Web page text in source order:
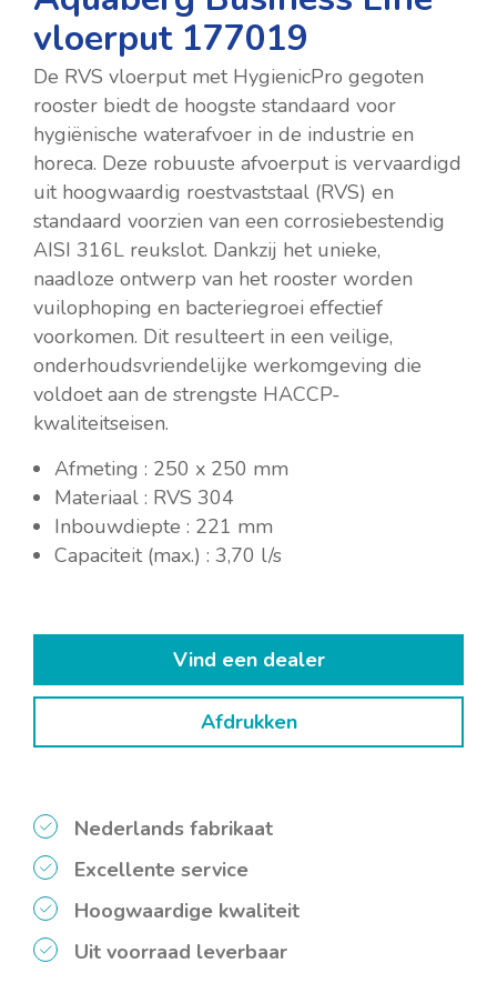
vloerput 177019
De RVS vloerput met HygienicPro gegoten
rooster biedt de hoogste standaard voor
hygiënische waterafvoer in de industrie en
horeca. Deze robuuste afvoerput is vervaardigd
uit hoogwaardig roestvaststaal (RVS) en
standaard voorzien van een corrosiebestendig
AISI 316L reukslot. Dankzij het unieke,
naadloze ontwerp van het rooster worden
vuilophoping en bacteriegroei effectief
voorkomen. Dit resulteert in een veilige,
onderhoudsvriendelijke werkomgeving die
voldoet aan de strengste HACCP-
kwaliteitseisen.
Afmeting : 250 x 250 mm
Materiaal : RVS 304
Inbouwdiepte : 221 mm
Capaciteit (max.) : 3,70 l/s
Vind een dealer
Afdrukken
Nederlands fabrikaat
Excellente service
Hoogwaardige kwaliteit
Uit voorraad leverbaar